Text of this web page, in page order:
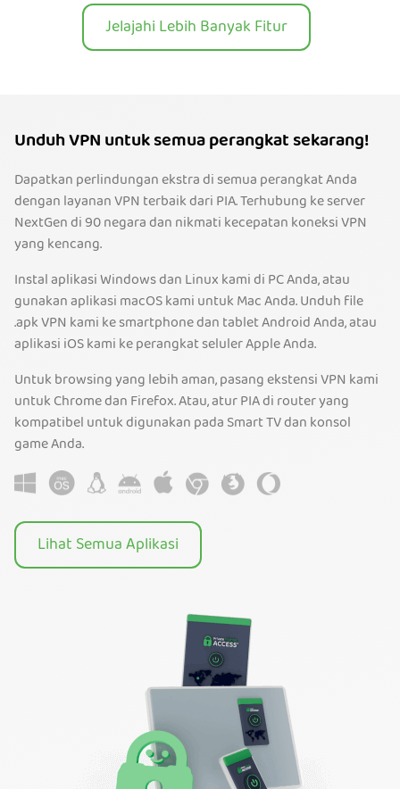
Jelajahi Lebih Banyak Fitur
Unduh VPN untuk semua perangkat sekarang!
Dapatkan perlindungan ekstra di semua perangkat Anda
dengan layanan VPN terbaik dari PIA. Terhubung ke server
NextGen di 90 negara dan nikmati kecepatan koneksi VPN
yang kencang.
Instal aplikasi Windows dan Linux kami di PC Anda, atau
gunakan aplikasi macOS kami untuk Mac Anda. Unduh file
.apk VPN kami ke smartphone dan tablet Android Anda, atau
aplikasi iOS kami ke perangkat seluler Apple Anda.
Untuk browsing yang lebih aman, pasang ekstensi VPN kami
untuk Chrome dan Firefox. Atau, atur PIA di router yang
kompatibel untuk digunakan pada Smart TV dan konsol
game Anda.
Lihat Semua Aplikasi